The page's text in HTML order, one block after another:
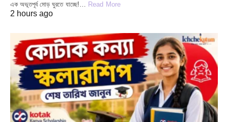
এক অভূতপূর্ব মোড় ঘুরতে যাচ্ছে!… Read More
2 hours ago